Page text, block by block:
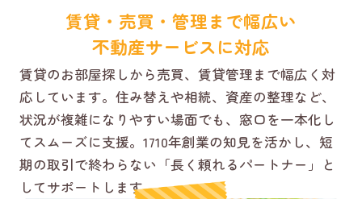
賃貸・売買・管理まで幅広い
不動産サービスに対応
賃貸のお部屋探しから売買、賃貸管理まで幅広く対
応しています。住み替えや相続、資産の整理など、
状況が複雑になりやすい場面でも、窓口を一本化し
てスムーズに支援。1710年創業の知見を活かし、短
期の取引で終わらない「長く頼れるパートナー」と
してサポートします。